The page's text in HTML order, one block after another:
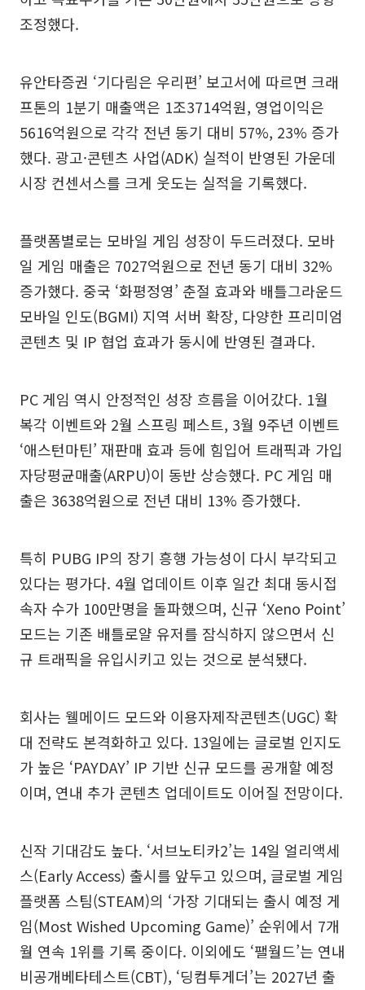
조정했다.
유안타증권 ‘기다림은 우리편’ 보고서에 따르면 크래
프톤의 1분기 매출액은 1조3714억원, 영업이익은
5616억원으로 각각 전년 동기 대비 57%, 23% 증가
했다. 광고·콘텐츠 사업(ADK) 실적이 반영된 가운데
시장 컨센서스를 크게 웃도는 실적을 기록했다.
플랫폼별로는 모바일 게임 성장이 두드러졌다. 모바
일 게임 매출은 7027억원으로 전년 동기 대비 32%
증가했다. 중국 ‘화평정영’ 춘절 효과와 배틀그라운드
모바일 인도(BGMI) 지역 서버 확장, 다양한 프리미엄
콘텐츠 및 IP 협업 효과가 동시에 반영된 결과다.
PC 게임 역시 안정적인 성장 흐름을 이어갔다. 1월
복각 이벤트와 2월 스프링 페스트, 3월 9주년 이벤트
‘애스턴마틴’ 재판매 효과 등에 힘입어 트래픽과 가입
자당평균매출(ARPU)이 동반 상승했다. PC 게임 매
출은 3638억원으로 전년 대비 13% 증가했다.
특히 PUBG IP의 장기 흥행 가능성이 다시 부각되고
있다는 평가다. 4월 업데이트 이후 일간 최대 동시접
속자 수가 100만명을 돌파했으며, 신규 ‘Xeno Point’
모드는 기존 배틀로얄 유저를 잠식하지 않으면서 신
규 트래픽을 유입시키고 있는 것으로 분석됐다.
회사는 웰메이드 모드와 이용자제작콘텐츠(UGC) 확
대 전략도 본격화하고 있다. 13일에는 글로벌 인지도
가 높은 ‘PAYDAY’ IP 기반 신규 모드를 공개할 예정
이며, 연내 추가 콘텐츠 업데이트도 이어질 전망이다.
신작 기대감도 높다. ‘서브노티카2’는 14일 얼리액세
스(Early Access) 출시를 앞두고 있으며, 글로벌 게임
플랫폼 스팀(STEAM)의 ‘가장 기대되는 출시 예정 게
임(Most Wished Upcoming Game)’ 순위에서 7개
월 연속 1위를 기록 중이다. 이외에도 ‘팰월드’는 연내
비공개베타테스트(CBT), ‘딩컴투게더’는 2027년 출